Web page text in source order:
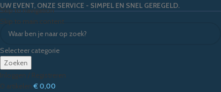
Skip to navigation
Skip to main content
UW EVENT, ONZE SERVICE - SIMPEL EN SNEL GEREGELD.
Selecteer categorie
Zoeken
Inloggen / Registreren
0 artikelen € 0,00